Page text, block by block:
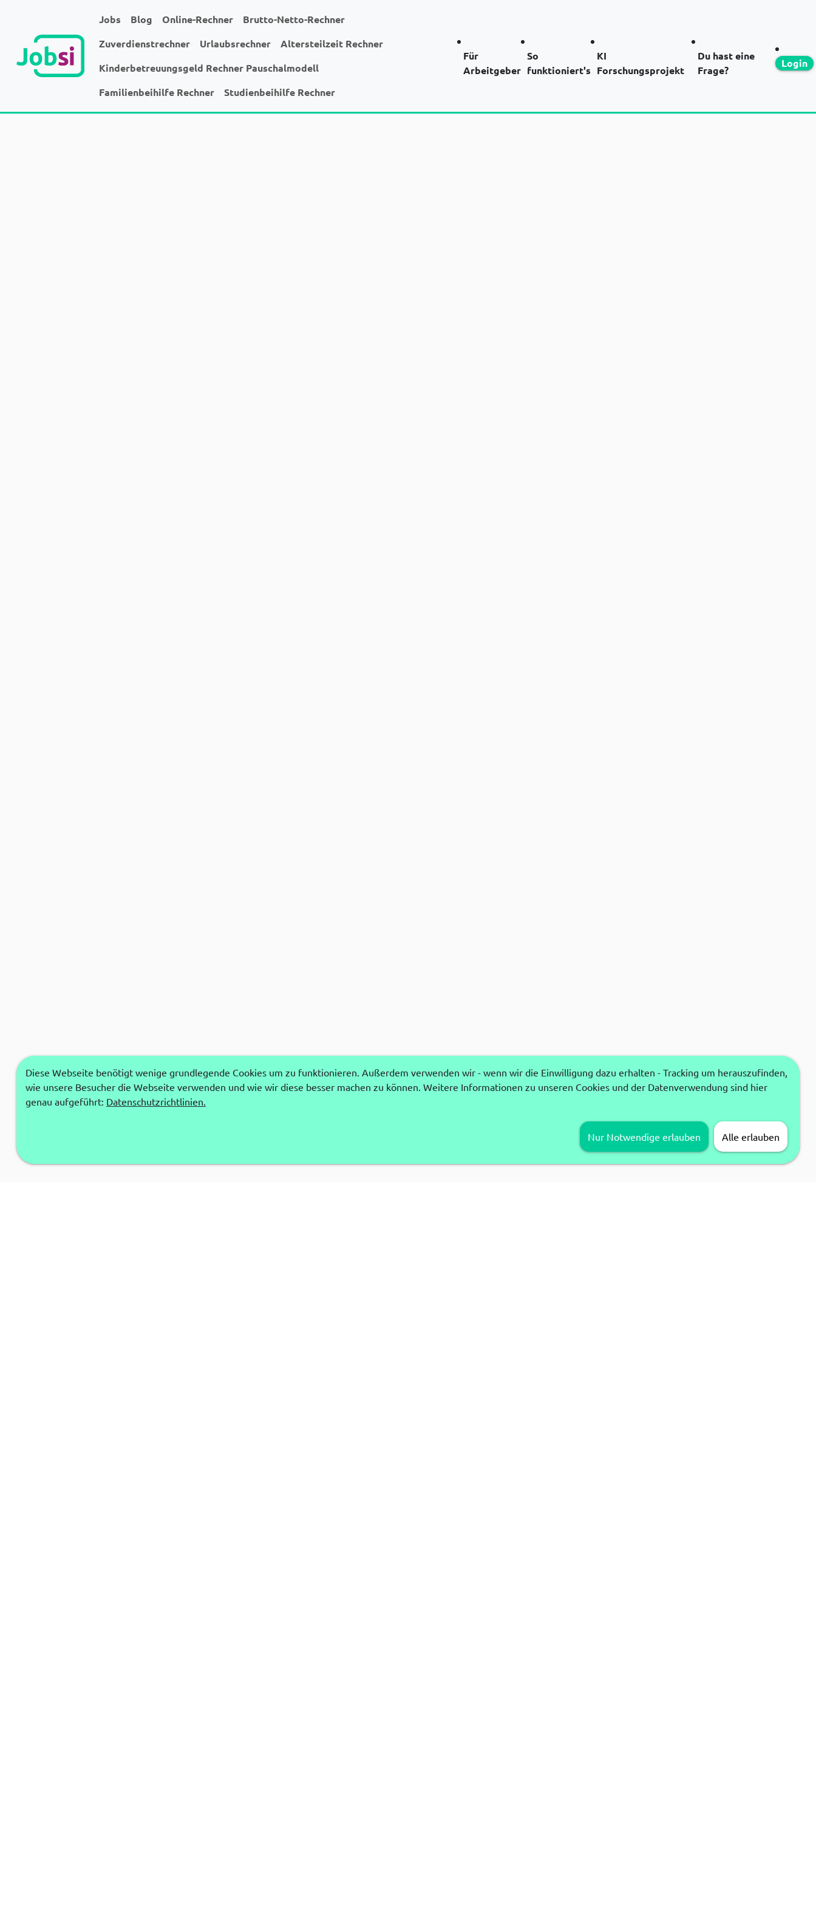
Jobs Blog Online-Rechner
Brutto-Netto-Rechner
Zuverdienstrechner
Urlaubsrechner
Altersteilzeit Rechner
Kinderbetreuungsgeld Rechner Pauschalmodell
Familienbeihilfe Rechner
Studienbeihilfe Rechner
Für
Arbeitgeber
So
funktioniert's
KI
Forschungsprojekt
Du hast eine
Frage?
Login
Diese Webseite benötigt wenige grundlegende Cookies um zu funktionieren. Außerdem verwenden wir - wenn wir die Einwilligung dazu erhalten - Tracking um herauszufinden,
wie unsere Besucher die Webseite verwenden und wie wir diese besser machen zu können. Weitere Informationen zu unseren Cookies und der Datenverwendung sind hier
genau aufgeführt: Datenschutzrichtlinien.
Nur Notwendige erlauben Alle erlauben